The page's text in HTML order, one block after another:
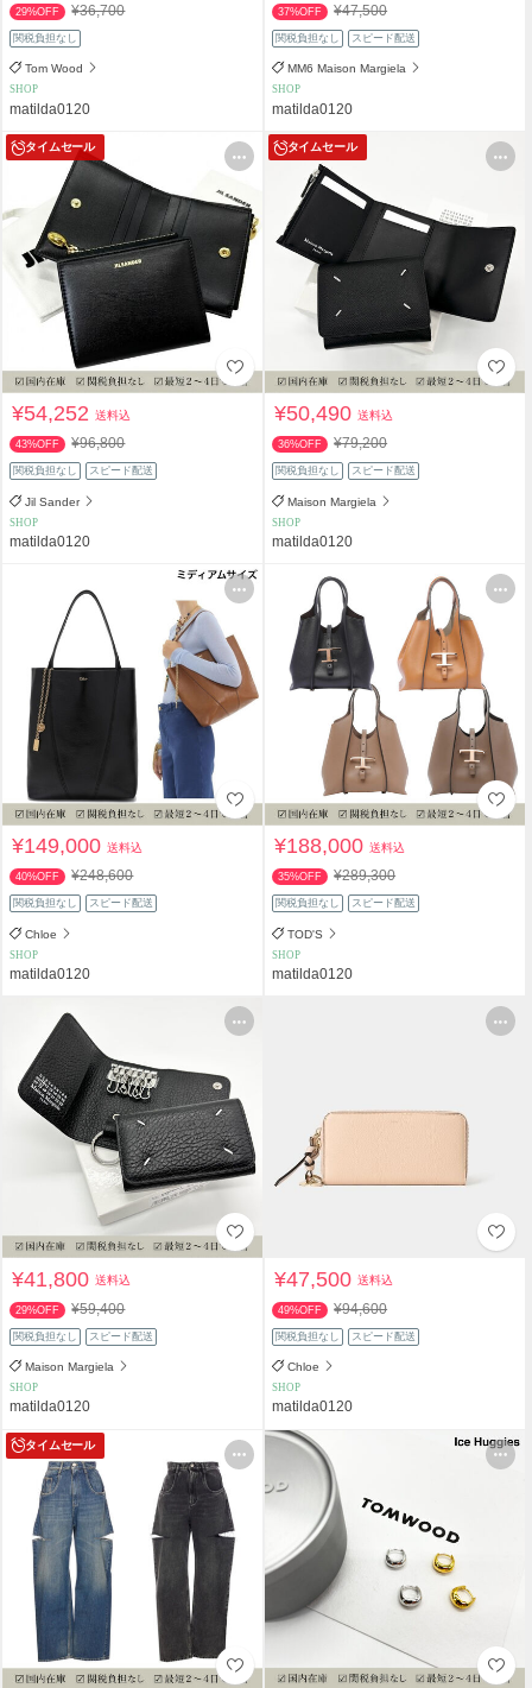
29%OFF ¥36,700
関税負担なし
Tom Wood
SHOP
matilda0120
37%OFF ¥47,500
関税負担なし スピード配送
MM6 Maison Margiela
SHOP
matilda0120
タイムセール
¥54,252送料込
43%OFF ¥96,800
関税負担なし スピード配送
Jil Sander
SHOP
matilda0120
タイムセール
¥50,490送料込
36%OFF ¥79,200
関税負担なし スピード配送
Maison Margiela
SHOP
matilda0120
¥149,000送料込
40%OFF ¥248,600
関税負担なし スピード配送
Chloe
SHOP
matilda0120
¥188,000送料込
35%OFF ¥289,300
関税負担なし スピード配送
TOD'S
SHOP
matilda0120
¥41,800送料込
29%OFF ¥59,400
関税負担なし スピード配送
Maison Margiela
SHOP
matilda0120
¥47,500送料込
49%OFF ¥94,600
関税負担なし スピード配送
Chloe
SHOP
matilda0120
タイムセール